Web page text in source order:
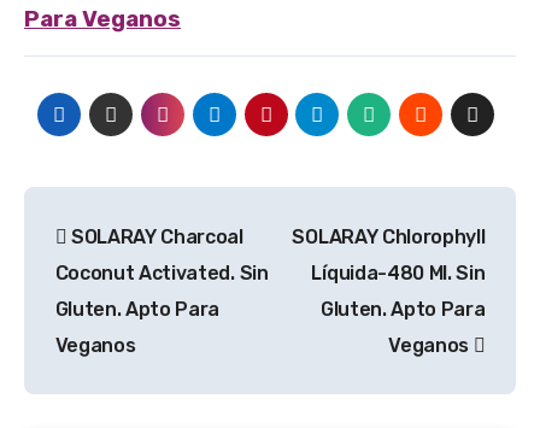
Para Veganos
de
entradas
SOLARAY Charcoal
Coconut Activated. Sin
Gluten. Apto Para
Veganos
SOLARAY Chlorophyll
Líquida-480 Ml. Sin
Gluten. Apto Para
Veganos